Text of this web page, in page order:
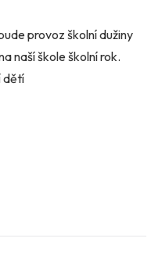
provoz školní dužiny
naší škole školní rok.
dětí